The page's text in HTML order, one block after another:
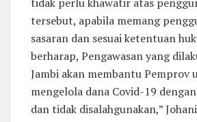
tersebut, apabila memang
sasaran dan sesuai ketentuan
berharap, Pengawasan yang
Jambi akan membantu Pemprov
mengelola dana Covid-19
dan tidak disalahgunakan,”